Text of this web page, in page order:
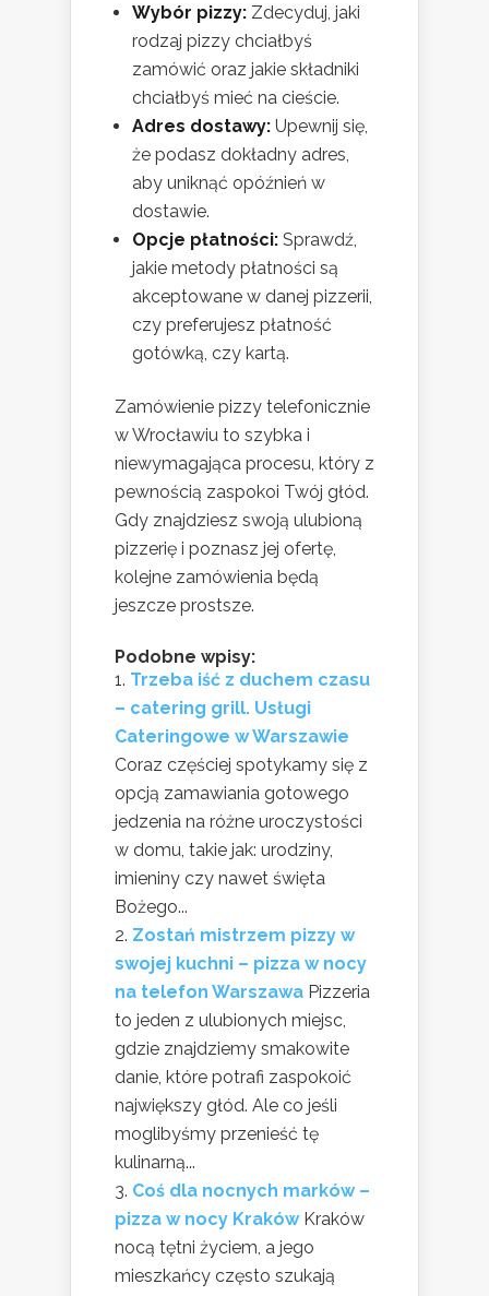
Wybór pizzy: Zdecyduj, jaki
rodzaj pizzy chciałbyś
zamówić oraz jakie składniki
chciałbyś mieć na cieście.
Adres dostawy: Upewnij się,
że podasz dokładny adres,
aby uniknąć opóźnień w
dostawie.
Opcje płatności: Sprawdź,
jakie metody płatności są
akceptowane w danej pizzerii,
czy preferujesz płatność
gotówką, czy kartą.
Zamówienie pizzy telefonicznie
w Wrocławiu to szybka i
niewymagająca procesu, który z
pewnością zaspokoi Twój głód.
Gdy znajdziesz swoją ulubioną
pizzerię i poznasz jej ofertę,
kolejne zamówienia będą
jeszcze prostsze.
Podobne wpisy:
Trzeba iść z duchem czasu
– catering grill. Usługi
Cateringowe w Warszawie
Coraz częściej spotykamy się z
opcją zamawiania gotowego
jedzenia na różne uroczystości
w domu, takie jak: urodziny,
imieniny czy nawet święta
Bożego...
Zostań mistrzem pizzy w
swojej kuchni – pizza w nocy
na telefon Warszawa Pizzeria
to jeden z ulubionych miejsc,
gdzie znajdziemy smakowite
danie, które potrafi zaspokoić
największy głód. Ale co jeśli
moglibyśmy przenieść tę
kulinarną...
Coś dla nocnych marków –
pizza w nocy Kraków Kraków
nocą tętni życiem, a jego
mieszkańcy często szukają